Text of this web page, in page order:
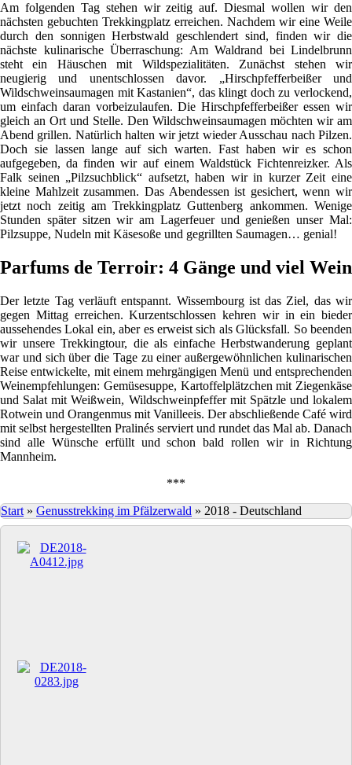
Am folgenden Tag stehen wir zeitig auf. Diesmal wollen wir den
nächsten gebuchten Trekkingplatz erreichen. Nachdem wir eine Weile
durch den sonnigen Herbstwald geschlendert sind, finden wir die
nächste kulinarische Überraschung: Am Waldrand bei Lindelbrunn
steht ein Häuschen mit Wildspezialitäten. Zunächst stehen wir
neugierig und unentschlossen davor. „Hirschpfefferbeißer und
Wildschweinsaumagen mit Kastanien“, das klingt doch zu verlockend,
um einfach daran vorbeizulaufen. Die Hirschpfefferbeißer essen wir
gleich an Ort und Stelle. Den Wildschweinsaumagen möchten wir am
Abend grillen. Natürlich halten wir jetzt wieder Ausschau nach Pilzen.
Doch sie lassen lange auf sich warten. Fast haben wir es schon
aufgegeben, da finden wir auf einem Waldstück Fichtenreizker. Als
Falk seinen „Pilzsuchblick“ aufsetzt, haben wir in kurzer Zeit eine
kleine Mahlzeit zusammen. Das Abendessen ist gesichert, wenn wir
jetzt noch zeitig am Trekkingplatz Guttenberg ankommen. Wenige
Stunden später sitzen wir am Lagerfeuer und genießen unser Mal:
Pilzsuppe, Nudeln mit Käsesoße und gegrillten Saumagen… genial!
Parfums de Terroir: 4 Gänge und viel Wein
Der letzte Tag verläuft entspannt. Wissembourg ist das Ziel, das wir
gegen Mittag erreichen. Kurzentschlossen kehren wir in ein bieder
aussehendes Lokal ein, aber es erweist sich als Glücksfall. So beenden
wir unsere Trekkingtour, die als einfache Herbstwanderung geplant
war und sich über die Tage zu einer außergewöhnlichen kulinarischen
Reise entwickelte, mit einem mehrgängigen Menü und entsprechenden
Weinempfehlungen: Gemüsesuppe, Kartoffelplätzchen mit Ziegenkäse
und Salat mit Weißwein, Wildschweinpfeffer mit Spätzle und lokalem
Rotwein und Orangenmus mit Vanilleeis. Der abschließende Café wird
mit selbst hergestellten Pralinés serviert und rundet das Mal ab. Danach
sind alle Wünsche erfüllt und schon bald rollen wir in Richtung
Mannheim.
***
Start » Genusstrekking im Pfälzerwald » 2018 - Deutschland